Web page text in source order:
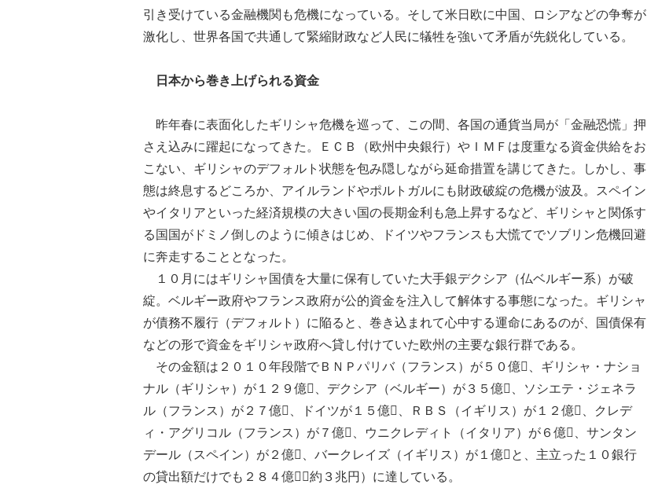
引き受けている金融機関も危機になっている。そして米日欧に中国、ロシアなどの争奪が
激化し、世界各国で共通して緊縮財政など人民に犠牲を強いて矛盾が先鋭化している。
日本から巻き上げられる資金
昨年春に表面化したギリシャ危機を巡って、この間、各国の通貨当局が「金融恐慌」押
さえ込みに躍起になってきた。ＥＣＢ（欧州中央銀行）やＩＭＦは度重なる資金供給をお
こない、ギリシャのデフォルト状態を包み隠しながら延命措置を講じてきた。しかし、事
態は終息するどころか、アイルランドやポルトガルにも財政破綻の危機が波及。スペイン
やイタリアといった経済規模の大きい国の長期金利も急上昇するなど、ギリシャと関係す
る国国がドミノ倒しのように傾きはじめ、ドイツやフランスも大慌てでソブリン危機回避
に奔走することとなった。
１０月にはギリシャ国債を大量に保有していた大手銀デクシア（仏ベルギー系）が破
綻。ベルギー政府やフランス政府が公的資金を注入して解体する事態になった。ギリシャ
が債務不履行（デフォルト）に陥ると、巻き込まれて心中する運命にあるのが、国債保有
などの形で資金をギリシャ政府へ貸し付けていた欧州の主要な銀行群である。
その金額は２０１０年段階でＢＮＰパリバ（フランス）が５０億、ギリシャ・ナショ
ナル（ギリシャ）が１２９億、デクシア（ベルギー）が３５億、ソシエテ・ジェネラ
ル（フランス）が２７億、ドイツが１５億、ＲＢＳ（イギリス）が１２億、クレデ
ィ・アグリコル（フランス）が７億、ウニクレディト（イタリア）が６億、サンタン
デール（スペイン）が２億、バークレイズ（イギリス）が１億と、主立った１０銀行
の貸出額だけでも２８４億（約３兆円）に達している。